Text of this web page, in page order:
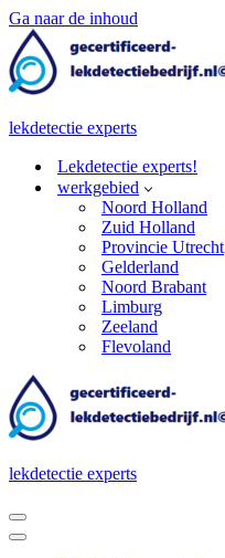
Ga naar de inhoud
lekdetectie experts
Lekdetectie experts!
werkgebied
Noord Holland
Zuid Holland
Provincie Utrecht
Gelderland
Noord Brabant
Limburg
Zeeland
Flevoland
lekdetectie experts
Navigatie
Menu
Navigatie